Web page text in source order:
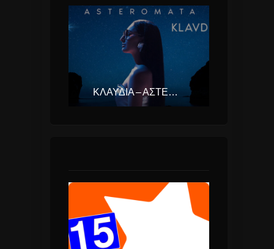
ΚΛΑΥΔΊΑ – ΑΣΤΕΡΟΜΆΤΑ (EUROVISION ΕΛΛΆΔΑ 2025)